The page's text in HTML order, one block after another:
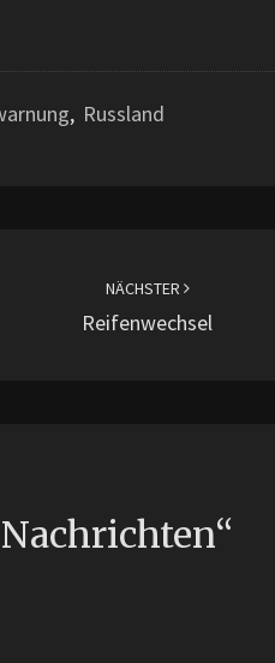
, Russland
NÄCHSTER
Reifenwechsel
“